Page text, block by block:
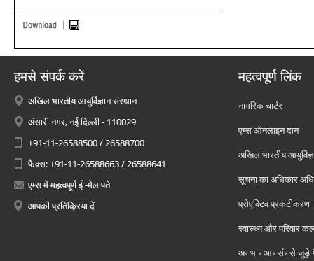
हमसे संपर्क करें
अखिल भारतीय आयुर्विज्ञान संस्थान
अंसारी नगर, नई दिल्ली - 110029
+91-11-26588500 / 26588700
फैक्स: +91-11-26588663 / 26588641
एम्स में महत्वपूर्ण ई -मेल पते
आपकी प्रतिक्रिया दें
महत्वपूर्ण लिंक
नागरिक चार्टर
एम्स ऑनलाइन दान
अखिल भारतीय
सूचना का अधिकार
प्रोएक्टिव प्रकटीकरण
स्वास्थ्य और परिवार
अ॰ भा॰ आ॰ सं॰ से जुड़े